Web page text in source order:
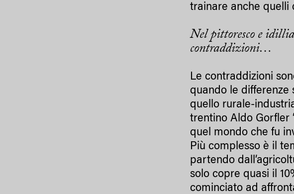
trainare anche quelli
Nel pittoresco e
contraddizioni…
Le contraddizioni
quando le differenze
quello rurale-
trentino Aldo Gorfler
quel mondo che fu
Più complesso è il
partendo
solo copre quasi il
cominciato ad